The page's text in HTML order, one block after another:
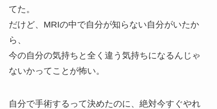
てた。
だけど、MRIの中で自分が知らない自分がいたか
ら、
今の自分の気持ちと全く違う気持ちになるんじゃ
ないかってことが怖い。
自分で手術するって決めたのに、絶対今すぐやれ